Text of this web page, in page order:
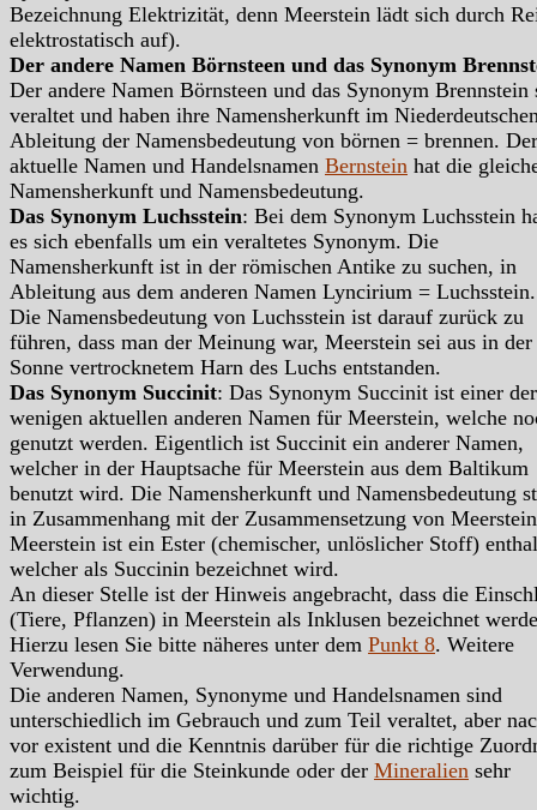
Bezeichnung Elektrizität, denn Meerstein lädt sich durch
elektrostatisch auf).
Der andere Namen Börnsteen und das Synonym
Der andere Namen Börnsteen und das Synonym Brennstein
veraltet und haben ihre Namensherkunft im
Ableitung der Namensbedeutung von börnen = brennen. Der
aktuelle Namen und Handelsnamen Bernstein hat die
Namensherkunft und Namensbedeutung.
Das Synonym Luchsstein: Bei dem Synonym Luchsstein
es sich ebenfalls um ein veraltetes Synonym. Die
Namensherkunft ist in der römischen Antike zu suchen, in
Ableitung aus dem anderen Namen Lyncirium = Luchsstein.
Die Namensbedeutung von Luchsstein ist darauf zurück zu
führen, dass man der Meinung war, Meerstein sei aus in der
Sonne vertrocknetem Harn des Luchs entstanden.
Das Synonym Succinit: Das Synonym Succinit ist einer der
wenigen aktuellen anderen Namen für Meerstein, welche
genutzt werden. Eigentlich ist Succinit ein anderer Namen,
welcher in der Hauptsache für Meerstein aus dem Baltikum
benutzt wird. Die Namensherkunft und Namensbedeutung
in Zusammenhang mit der Zusammensetzung von
Meerstein ist ein Ester (chemischer, unlöslicher Stoff)
welcher als Succinin bezeichnet wird.
An dieser Stelle ist der Hinweis angebracht, dass die
(Tiere, Pflanzen) in Meerstein als Inklusen bezeichnet
Hierzu lesen Sie bitte näheres unter dem Punkt 8. Weitere
Verwendung.
Die anderen Namen, Synonyme und Handelsnamen sind
unterschiedlich im Gebrauch und zum Teil veraltet, aber
vor existent und die Kenntnis darüber für die richtige
zum Beispiel für die Steinkunde oder der Mineralien sehr
wichtig.